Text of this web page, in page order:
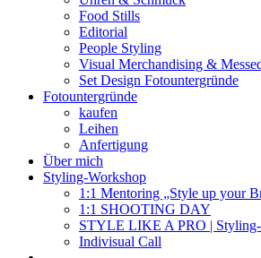
Food Stills
Editorial
People Styling
Visual Merchandising &
Set Design Fotountergründe
Fotountergründe
kaufen
Leihen
Anfertigung
Über mich
Styling-Workshop
1:1 Mentoring „Style up your
1:1 SHOOTING DAY
STYLE LIKE A PRO |
Indivisual Call